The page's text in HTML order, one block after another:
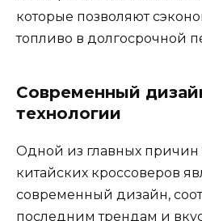
которые позволяют
топливо в долгосрочной
Современный
технологии
Одной из главных причин
китайских кроссоверов
современный дизайн,
последним трендам и